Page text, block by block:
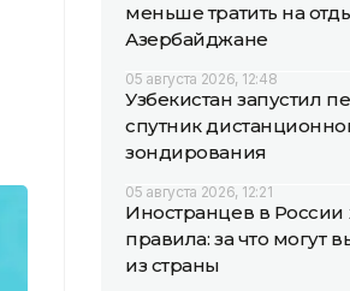
меньше тратить на
Азербайджане
05 августа 2026, 12:48
Узбекистан запустил
спутник
зондирования
05 августа 2026, 12:21
Иностранцев в
правила: за что могут
из страны